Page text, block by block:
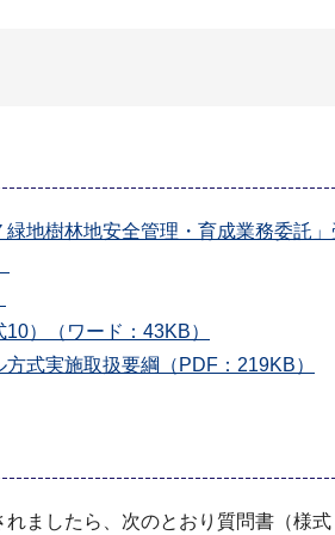
地樹林地安全管理・育成業務委託
）（ワード：43KB）
式実施取扱要綱（PDF：219KB）
ましたら、次のとおり質問書（様